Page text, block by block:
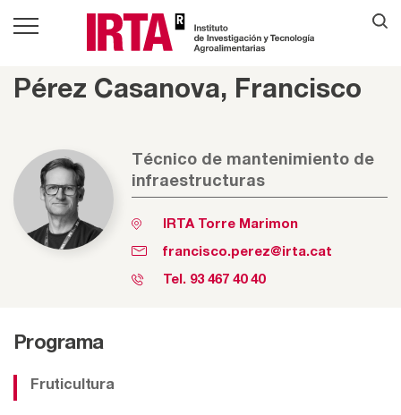
Pérez Casanova, Francisco
Técnico de mantenimiento de
infraestructuras
IRTA Torre Marimon
francisco.perez@irta.cat
Tel. 93 467 40 40
Programa
Fruticultura